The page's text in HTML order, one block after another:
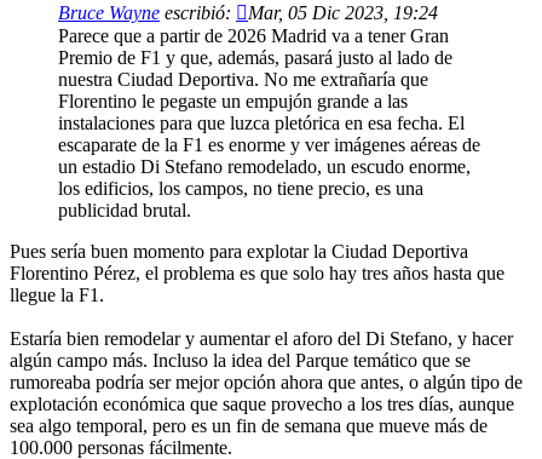
Bruce Wayne escribió:
Mar, 05 Dic 2023, 19:24
Parece que a partir de 2026 Madrid va a tener Gran
Premio de F1 y que, además, pasará justo al lado de
nuestra Ciudad Deportiva. No me extrañaría que
Florentino le pegaste un empujón grande a las
instalaciones para que luzca pletórica en esa fecha. El
escaparate de la F1 es enorme y ver imágenes aéreas de
un estadio Di Stefano remodelado, un escudo enorme,
los edificios, los campos, no tiene precio, es una
publicidad brutal.
Pues sería buen momento para explotar la Ciudad Deportiva
Florentino Pérez, el problema es que solo hay tres años hasta que
llegue la F1.
Estaría bien remodelar y aumentar el aforo del Di Stefano, y hacer
algún campo más. Incluso la idea del Parque temático que se
rumoreaba podría ser mejor opción ahora que antes, o algún tipo de
explotación económica que saque provecho a los tres días, aunque
sea algo temporal, pero es un fin de semana que mueve más de
100.000 personas fácilmente.